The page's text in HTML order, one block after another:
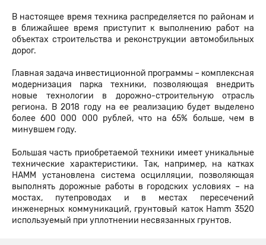
В настоящее время техника распределяется по районам и
в ближайшее время приступит к выполнению работ на
объектах строительства и реконструкции автомобильных
дорог.
Главная задача инвестиционной программы – комплексная
модернизация парка техники, позволяющая внедрить
новые технологии в дорожно-строительную отрасль
региона. В 2018 году на ее реализацию будет выделено
более 600 000 000 рублей, что на 65% больше, чем в
минувшем году.
Большая часть приобретаемой техники имеет уникальные
технические характеристики. Так, например, на катках
HAMM установлена система осцилляции, позволяющая
выполнять дорожные работы в городских условиях – на
мостах, путепроводах и в местах пересечений
инженерных коммуникаций, грунтовый каток Hamm 3520
используемый при уплотнении несвязанных грунтов.